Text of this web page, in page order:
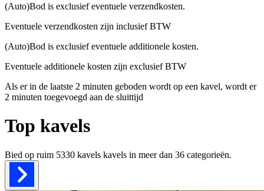
(Auto)Bod is exclusief eventuele verzendkosten.
Eventuele verzendkosten zijn inclusief BTW
(Auto)Bod is exclusief eventuele additionele kosten.
Eventuele additionele kosten zijn exclusief BTW
Als er in de laatste 2 minuten geboden wordt op een kavel, wordt er
2 minuten toegevoegd aan de sluittijd
Top kavels
Bied op ruim 5330 kavels kavels in meer dan 36 categorieën.